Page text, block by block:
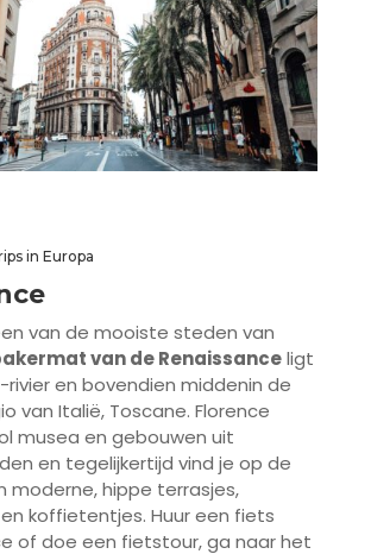
in Europa
van de mooiste steden van
van de Renaissanceligt
rivier en bovendien middenin de
van Italië, Toscane. Florence
musea en gebouwen uit
en tegelijkertijd vind je op de
moderne, hippe terrasjes,
koffietentjes. Huur een fiets
of doe een fietstour, ga naar het